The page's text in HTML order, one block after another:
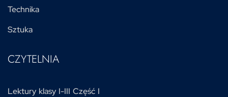
Technika
Sztuka
CZYTELNIA
Lektury klasy I-III Część I